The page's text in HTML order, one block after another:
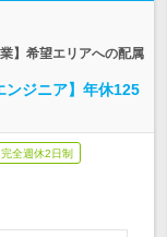
】希望エリアへの配属
ジニア】年休125
完全週休2日制